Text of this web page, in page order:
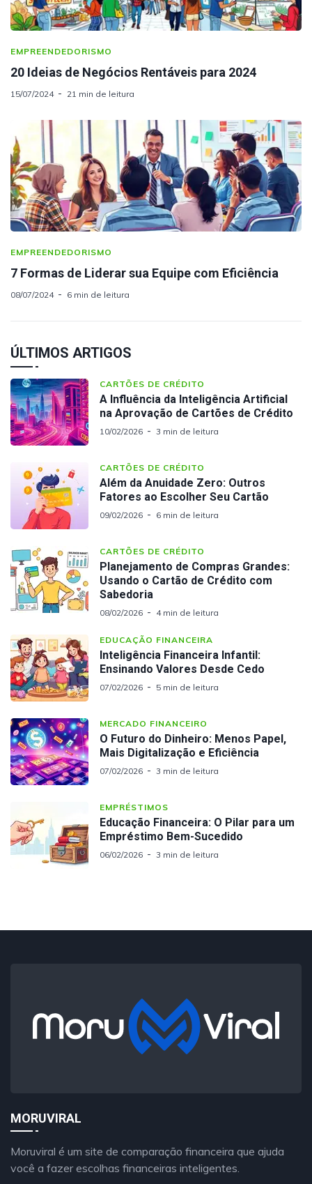
EMPREENDEDORISMO
20 Ideias de Negócios Rentáveis para 2024
15/07/2024 21 min de leitura
EMPREENDEDORISMO
7 Formas de Liderar sua Equipe com Eficiência
08/07/2024 6 min de leitura
ÚLTIMOS ARTIGOS
CARTÕES DE CRÉDITO
A Influência da Inteligência Artificial
na Aprovação de Cartões de Crédito
10/02/2026 3 min de leitura
CARTÕES DE CRÉDITO
Além da Anuidade Zero: Outros
Fatores ao Escolher Seu Cartão
09/02/2026 6 min de leitura
CARTÕES DE CRÉDITO
Planejamento de Compras Grandes:
Usando o Cartão de Crédito com
Sabedoria
08/02/2026 4 min de leitura
EDUCAÇÃO FINANCEIRA
Inteligência Financeira Infantil:
Ensinando Valores Desde Cedo
07/02/2026 5 min de leitura
MERCADO FINANCEIRO
O Futuro do Dinheiro: Menos Papel,
Mais Digitalização e Eficiência
07/02/2026 3 min de leitura
EMPRÉSTIMOS
Educação Financeira: O Pilar para um
Empréstimo Bem-Sucedido
06/02/2026 3 min de leitura
MORUVIRAL
Moruviral é um site de comparação financeira que ajuda
você a fazer escolhas financeiras inteligentes.